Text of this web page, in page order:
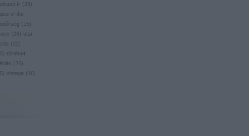
olvasó ír ( 28 )
of the
( 15)
( 28 ) star
( 22)
15) történet
( 26 )
) vintage ( 16 )